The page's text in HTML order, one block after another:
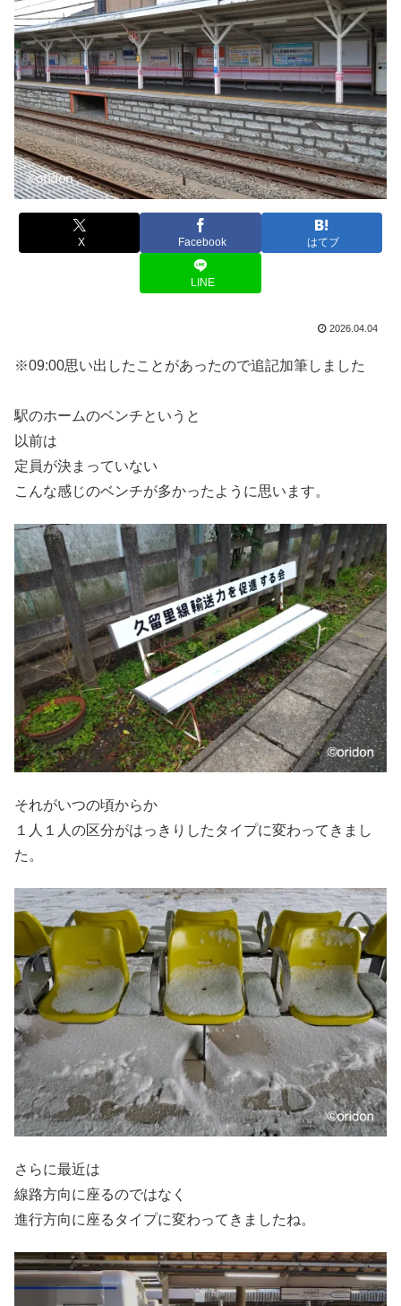
X Facebook はてブ
LINE
2026.04.04
※09:00思い出したことがあったので追記加筆しました
駅のホームのベンチというと
以前は
定員が決まっていない
こんな感じのベンチが多かったように思います。
それがいつの頃からか
１人１人の区分がはっきりしたタイプに変わってきまし
た。
さらに最近は
線路方向に座るのではなく
進行方向に座るタイプに変わってきましたね。